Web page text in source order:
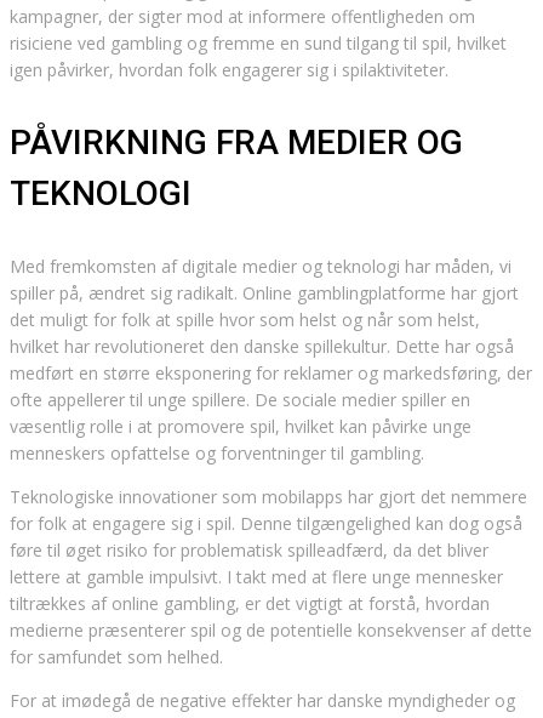
kampagner, der sigter mod at informere offentligheden om
risiciene ved gambling og fremme en sund tilgang til spil, hvilket
igen påvirker, hvordan folk engagerer sig i spilaktiviteter.
PÅVIRKNING FRA MEDIER OG
TEKNOLOGI
Med fremkomsten af digitale medier og teknologi har måden, vi
spiller på, ændret sig radikalt. Online gamblingplatforme har gjort
det muligt for folk at spille hvor som helst og når som helst,
hvilket har revolutioneret den danske spillekultur. Dette har også
medført en større eksponering for reklamer og markedsføring, der
ofte appellerer til unge spillere. De sociale medier spiller en
væsentlig rolle i at promovere spil, hvilket kan påvirke unge
menneskers opfattelse og forventninger til gambling.
Teknologiske innovationer som mobilapps har gjort det nemmere
for folk at engagere sig i spil. Denne tilgængelighed kan dog også
føre til øget risiko for problematisk spilleadfærd, da det bliver
lettere at gamble impulsivt. I takt med at flere unge mennesker
tiltrækkes af online gambling, er det vigtigt at forstå, hvordan
medierne præsenterer spil og de potentielle konsekvenser af dette
for samfundet som helhed.
For at imødegå de negative effekter har danske myndigheder og